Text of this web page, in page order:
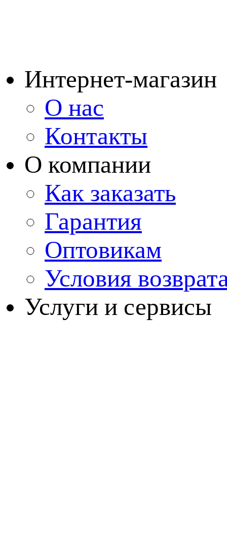
Интернет-магазин
О нас
Контакты
О компании
Как заказать
Гарантия
Оптовикам
Условия
Услуги и сервисы